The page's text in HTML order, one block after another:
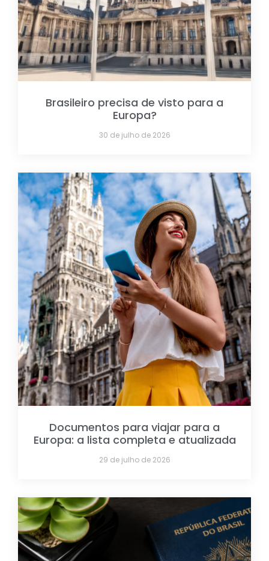
Brasileiro precisa de visto para a
Europa?
30 de julho de 2026
Documentos para viajar para a
Europa: a lista completa e atualizada
29 de julho de 2026